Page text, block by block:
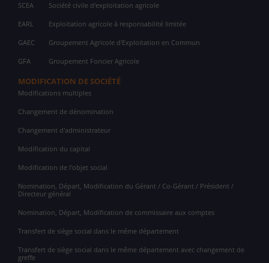
SCEA Société civile d'exploitation agricole
EARL Exploitation agricole à responsabilité limitée
GAEC Groupement Agricole d'Exploitation en Commun
GFA Groupement Foncier Agricole
MODIFICATION DE SOCIÉTÉ
Modifications multiples
Changement de dénomination
Changement d'administrateur
Modification du capital
Modification de l'objet social
Nomination, Départ, Modification du Gérant / Co-Gérant / Président /
Directeur général
Nomination, Départ, Modification de commissaire aux comptes
Transfert de siège social dans le même département
Transfert de siège social dans le même département avec changement de
greffe